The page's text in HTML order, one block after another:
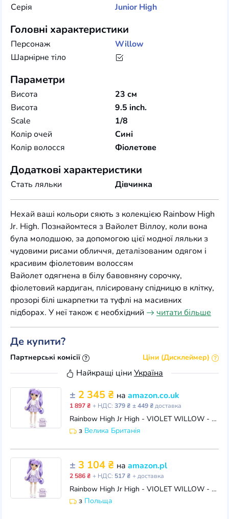
Серія
Junior High
Головні характеристики
Персонаж
Willow
Шарнірне тіло
Параметри
Висота
23 см
Висота
9.5 inch.
Scale
1/8
Колір очей
Сині
Колір волосся
Фіолетове
Додаткові характеристики
Стать ляльки Дівчинка
Нехай ваші кольори сяють з колекцією Rainbow High
Jr. High. Познайомтеся з Вайолет Віллоу, коли вона
була молодшою, за допомогою цієї модної ляльки з
чудовими рисами обличчя, деталізованим одягом і
красивим фіолетовим волоссям
Вайолет одягнена в білу бавовняну сорочку,
фіолетовий кардиган, плісировану спідницю в клітку,
прозорі білі шкарпетки та туфлі на масивних
підборах. У неї також є необхідний
читати більше
Де купити?
Партнерські комісії Ціни (Дисклеймер)
Найкращі ціни Україна
± 2 345 ₴ на amazon.co.uk
1 897 ₴ + НДС: 379 ₴ ± 449 ₴доставка
Rainbow High Jr High - VIOLET WILLOW - 9-Inch (23cm) Purple Fashion Doll With Outfit & Accessories - Includes Fabric Backpack With Open & Close Featur
з Велика Британія
± 3 104 ₴ на amazon.pl
2 586 ₴ + НДС: 517 ₴ + доставка
Rainbow High Jr High - VIOLET WILLOW - 23 cm fioletowa lalka modowa ze strojem i akcesoriami - Zawiera plecak z tkaniny z funkcją otwierania i zamykan
з Польща